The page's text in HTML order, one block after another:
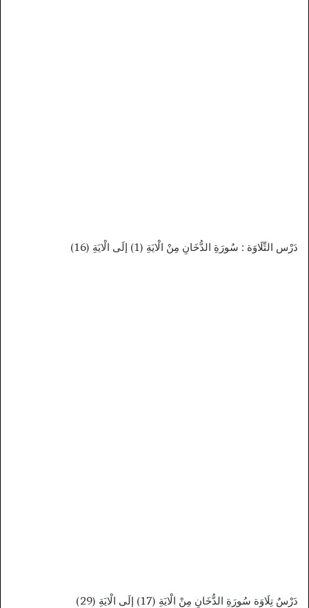
دَرْس التِّلَاوَة : سُورَةِ الدُّخَانِ مِنْ الْايَةِ (1) إلَى الْايَةِ (16)
دَرْسٌ تِلَاوَة سُورَةِ الدُّخَانِ مِنْ الْايَةِ (17) إلَى الْايَةِ (29)